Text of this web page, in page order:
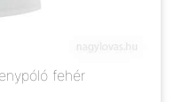
fehér